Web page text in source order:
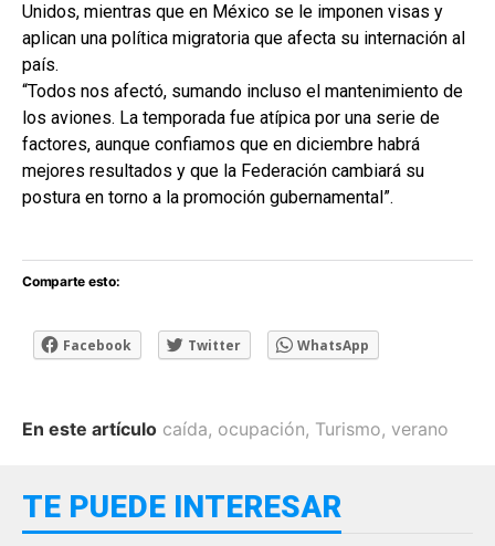
Unidos, mientras que en México se le imponen visas y
aplican una política migratoria que afecta su internación al
país.
“Todos nos afectó, sumando incluso el mantenimiento de
los aviones. La temporada fue atípica por una serie de
factores, aunque confiamos que en diciembre habrá
mejores resultados y que la Federación cambiará su
postura en torno a la promoción gubernamental”.
Comparte esto:
Facebook Twitter WhatsApp
En este artículo caída, ocupación, Turismo, verano
TE PUEDE INTERESAR